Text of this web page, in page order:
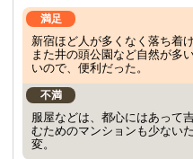
満足
新宿ほど人が多くなく落ち着
また井の頭公園など自然が多
いので、便利だった。
不満
服屋などは、都心にはあって
むためのマンションも少ない
変。